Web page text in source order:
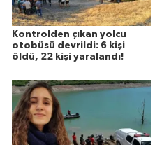
Kontrolden çıkan yolcu
otobüsü devrildi: 6 kişi
öldü, 22 kişi yaralandı!